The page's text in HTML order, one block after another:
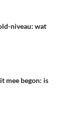
niveau: wat
mee begon: is